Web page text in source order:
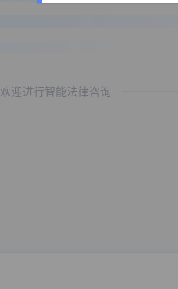
欢迎进行智能法律咨询